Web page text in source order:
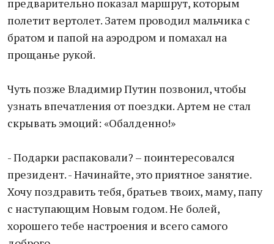
предварительно показал маршрут, которым
полетит вертолет. Затем проводил мальчика с
братом и папой на аэродром и помахал на
прощанье рукой.
Чуть позже Владимир Путин позвонил, чтобы
узнать впечатления от поездки. Артем не стал
скрывать эмоций: «Обалденно!»
- Подарки распаковали? – поинтересовался
президент. - Начинайте, это приятное занятие.
Хочу поздравить тебя, братьев твоих, маму, папу
с наступающим Новым годом. Не болей,
хорошего тебе настроения и всего самого